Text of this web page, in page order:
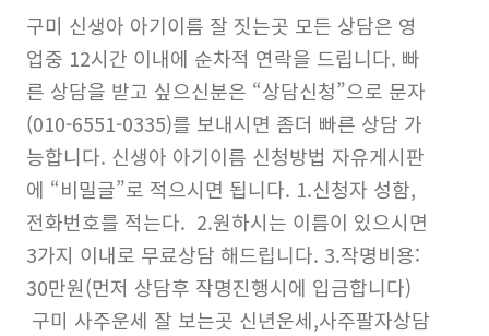
구미 신생아 아기이름 잘 짓는곳 모든 상담은 영
업중 12시간 이내에 순차적 연락을 드립니다. 빠
른 상담을 받고 싶으신분은 “상담신청”으로 문자
(010-6551-0335)를 보내시면 좀더 빠른 상담 가
능합니다. 신생아 아기이름 신청방법 자유게시판
에 “비밀글”로 적으시면 됩니다. 1.신청자 성함,
전화번호를 적는다. 2.원하시는 이름이 있으시면
3가지 이내로 무료상담 해드립니다. 3.작명비용:
30만원(먼저 상담후 작명진행시에 입금합니다)
구미 사주운세 잘 보는곳 신년운세,사주팔자상담